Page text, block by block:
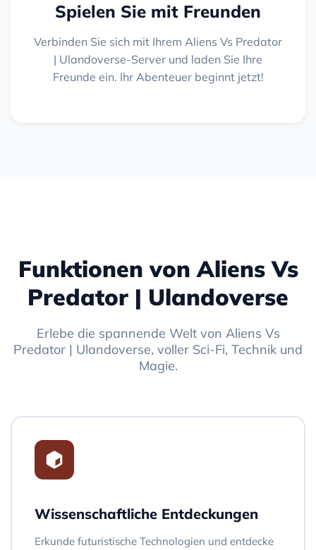
Spielen Sie mit Freunden
Verbinden Sie sich mit Ihrem Aliens Vs Predator
| Ulandoverse-Server und laden Sie Ihre
Freunde ein. Ihr Abenteuer beginnt jetzt!
Funktionen von Aliens Vs
Predator | Ulandoverse
Erlebe die spannende Welt von Aliens Vs
Predator | Ulandoverse, voller Sci-Fi, Technik und
Magie.
Wissenschaftliche Entdeckungen
Erkunde futuristische Technologien und entdecke